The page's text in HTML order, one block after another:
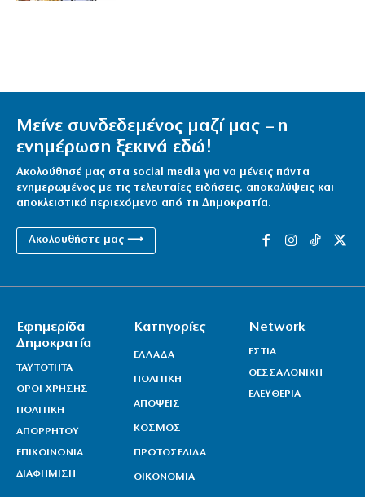
Μείνε συνδεδεμένος μαζί μας – η
ενημέρωση ξεκινά εδώ!
Ακολούθησέ μας στα social media για να μένεις πάντα
ενημερωμένος με τις τελευταίες ειδήσεις, αποκαλύψεις και
αποκλειστικό περιεχόμενο από τη Δημοκρατία.
Ακολουθήστε μας ⟶
Εφημερίδα
Δημοκρατία
ΤΑΥΤΟΤΗΤΑ
ΟΡΟΙ ΧΡΗΣΗΣ
ΠΟΛΙΤΙΚΗ
ΑΠΟΡΡΗΤΟΥ
ΕΠΙΚΟΙΝΩΝΙΑ
ΔΙΑΦΗΜΙΣΗ
Κατηγορίες
ΕΛΛΑΔΑ
ΠΟΛΙΤΙΚΗ
ΑΠΟΨΕΙΣ
ΚΟΣΜΟΣ
ΠΡΩΤΟΣΕΛΙΔΑ
ΟΙΚΟΝΟΜΙΑ
Network
ΕΣΤΙΑ
ΘΕΣΣΑΛΟΝΙΚΗ
ΕΛΕΥΘΕΡΙΑ